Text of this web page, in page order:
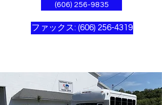
(606) 256-9835
ファックス: (606) 256-4319